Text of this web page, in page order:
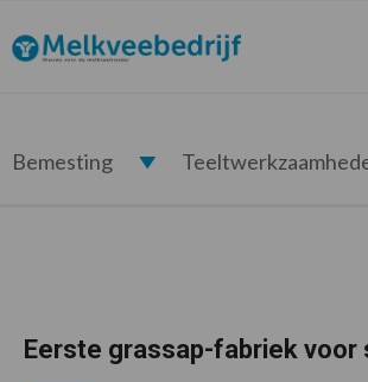
de
hoofdnavigatie
de
hoofd
de
eerste
de
voettekst
Melkveebedrijf.nl
Bemesting
Eerste grassap-fabriek voor